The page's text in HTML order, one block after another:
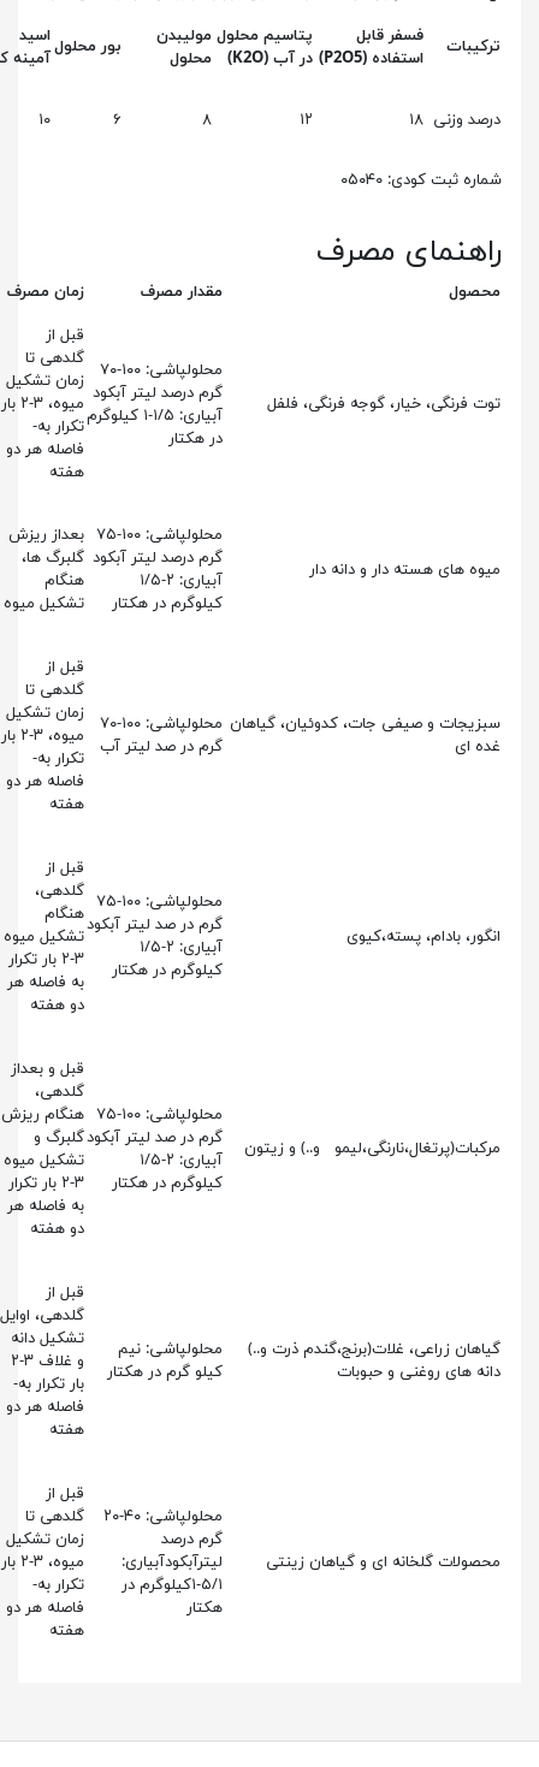
ترکیبات
فسفر قابل
استفاده (P2O5)
پتاسیم محلول
در آب (K2O)
مولیبدن
محلول
بور محلولاسید
آمینه کل
درصد وزنی ۱۸
شماره ثبت کودی: ۰۵۰۴۰
راهنمای مصرف
محصول مقدار مصرف زمان مصرف
توت فرنگی، خیار، گوجه فرنگی، فلفل
محلولپاشی: ۱۰۰-۷۰
گرم درصد لیتر آبکود
آبیاری: ۱/۵-۱ کیلوگرم
در هکتار
قبل از
گلدهی تا
زمان تشکیل
میوه، ۳-۲ بار
تکرار به­
فاصله هر دو
هفته
میوه های هسته دار و دانه دار
محلولپاشی: ۱۰۰-۷۵
گرم درصد لیتر آبکود
آبیاری: ۲-۱/۵
کیلوگرم در هکتار
بعداز ریزش
گلبرگ ها،
هنگام
تشکیل میوه
سبزیجات و صیفی جات، کدوئیان، گیاهان
غده ای
محلولپاشی: ۱۰۰-۷۰
گرم در صد لیتر آب
قبل از
گلدهی تا
زمان تشکیل
میوه، ۳-۲ بار
تکرار به­
فاصله هر دو
هفته
انگور، بادام، پسته،کیوی
محلولپاشی: ۱۰۰-۷۵
گرم در صد لیتر آبکود
آبیاری: ۲-۱/۵
کیلوگرم در هکتار
قبل از
گلدهی،
هنگام
تشکیل میوه
۳-۲ بار تکرار
به­ فاصله هر
دو هفته
مرکبات(پرتغال،نارنگی،لیمو و..) و زیتون
محلولپاشی: ۱۰۰-۷۵
گرم در صد لیتر آبکود
آبیاری: ۲-۱/۵
کیلوگرم در هکتار
قبل و بعداز
گلدهی،
هنگام ریزش
گلبرگ و
تشکیل­ میوه
۳-۲ بار تکرار
به ­فاصله هر
دو هفته
گیاهان زراعی، غلات(برنج،گندم ذرت و..)
دانه های روغنی و حبوبات
محلولپاشی: نیم
کیلو گرم در هکتار
قبل از
گلدهی، اوایل
تشکیل دانه
و غلاف ۳-۲
بار تکرار به­
فاصله هر دو
هفته
محصولات گلخانه ای و گیاهان زینتی
محلولپاشی: ۴۰-۲۰
گرم درصد
لیترآبکودآبیاری:
۵/۱-۱کیلوگرم در
هکتار
قبل از
گلدهی تا
زمان تشکیل
میوه، ۳-۲ بار
تکرار به­
فاصله هر دو
هفته